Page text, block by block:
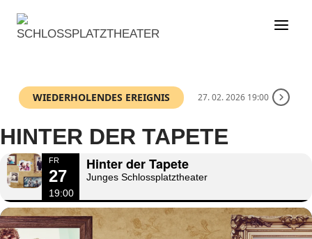
Inhalt
WIEDERHOLENDES EREIGNIS 27. 02. 2026 19:00
HINTER DER TAPETE
FR
27
19:00
Hinter der Tapete
Junges Schlossplatztheater